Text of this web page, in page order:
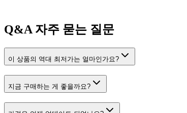
Q&A자주 묻는 질문
이 상품의 역대 최저가는 얼마인가요?
지금 구매하는 게 좋을까요?